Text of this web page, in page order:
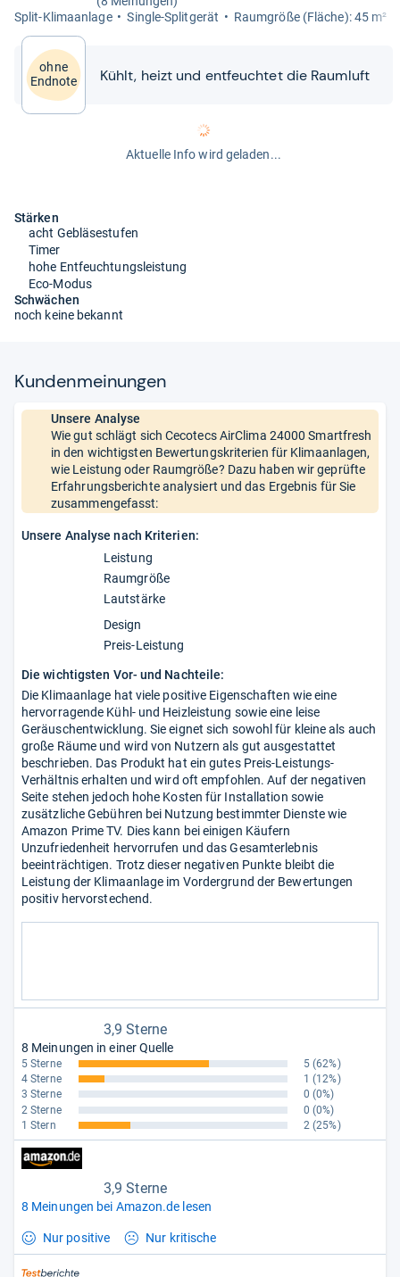
Split-​Kli­ma­an­lage
Sin­gle-​Split­ge­rät Raum­größe (Flä­che): 45 m²
ohne
Endnote
Kühlt, heizt und ent­feuch­tet die Raum­luft
Aktuelle Info wird geladen...
Stärken
acht Gebläsestufen
Timer
hohe Entfeuchtungsleistung
Eco-Modus
Schwächen
noch keine bekannt
Kun­den­mei­nun­gen
Unsere Analyse
Wie gut schlägt sich Cecotecs AirClima 24000 Smartfresh
in den wichtigsten Bewertungskriterien für Klimaanlagen,
wie Leistung oder Raumgröße? Dazu haben wir geprüfte
Erfahrungsberichte analysiert und das Ergebnis für Sie
zusammengefasst:
Unsere Analyse nach Kriterien:
Leistung
Raumgröße
Lautstärke
Design
Preis-Leistung
Die wichtigsten Vor- und Nachteile:
Die Klimaanlage hat viele positive Eigenschaften wie eine
hervorragende Kühl- und Heizleistung sowie eine leise
Geräuschentwicklung. Sie eignet sich sowohl für kleine als auch
große Räume und wird von Nutzern als gut ausgestattet
beschrieben. Das Produkt hat ein gutes Preis-Leistungs-
Verhältnis erhalten und wird oft empfohlen. Auf der negativen
Seite stehen jedoch hohe Kosten für Installation sowie
zusätzliche Gebühren bei Nutzung bestimmter Dienste wie
Amazon Prime TV. Dies kann bei einigen Käufern
Unzufriedenheit hervorrufen und das Gesamterlebnis
beeinträchtigen. Trotz dieser negativen Punkte bleibt die
Leistung der Klimaanlage im Vordergrund der Bewertungen
positiv hervorstechend.
3,9 Sterne
8 Meinungen in einer Quelle
5 Sterne 5 (62%)
4 Sterne
1 (12%)
3 Sterne
0 (0%)
2 Sterne
0 (0%)
1 Stern
2 (25%)
3,9 Sterne
8 Meinungen bei Amazon.de lesen
Nur positive Nur kritische